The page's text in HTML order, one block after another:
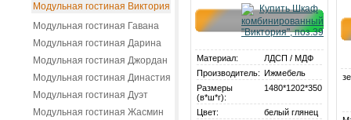
Модульная гостиная Виктория
Модульная гостиная Гавана
Модульная гостиная Дарина
Модульная гостиная Джордан
Модульная гостиная Династия
Модульная гостиная Дуэт
Модульная гостиная Жасмин
Материал:
ЛДСП / МДФ
Производитель: Ижмебель
Размеры
(в*ш*г):
1480*1202*350
Цвет: белый глянец